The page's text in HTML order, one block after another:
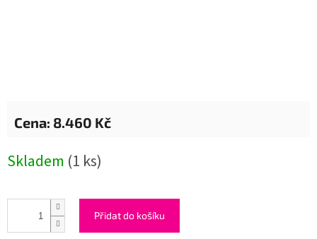
8.460 Kč
cena:
Skladem (1 ks)
Přidat do košíku